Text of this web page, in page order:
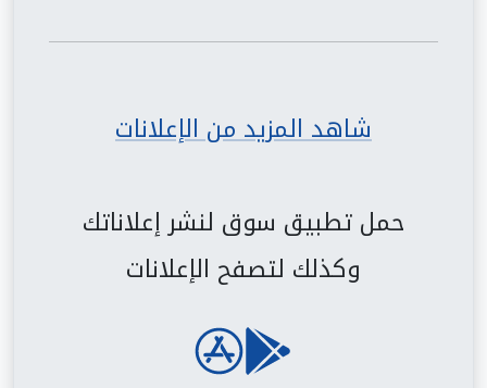
شاهد المزيد من الإعلانات
حمل تطبيق سوق لنشر إعلاناتك
وكذلك لتصفح الإعلانات